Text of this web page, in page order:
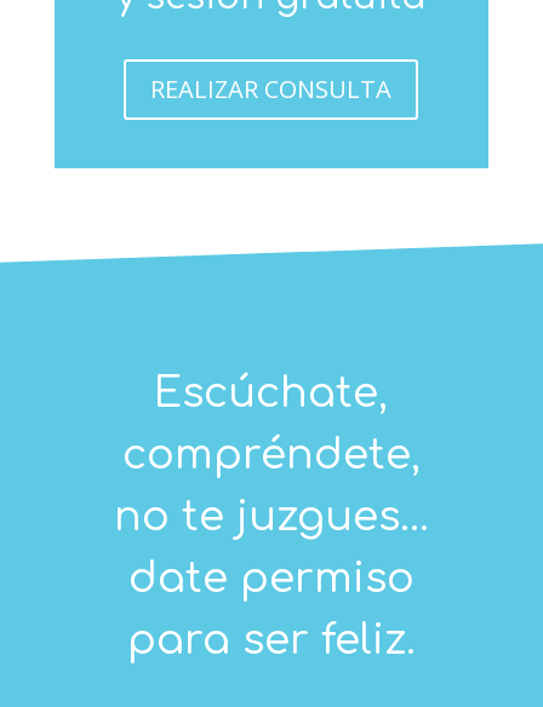
REALIZAR CONSULTA
Escúchate,
compréndete,
no te juzgues...
date permiso
para ser feliz.